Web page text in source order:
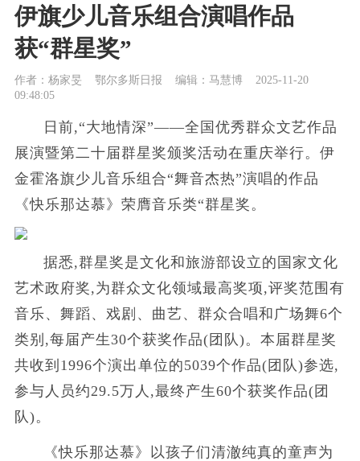
伊旗少儿音乐组合演唱作品
获“群星奖”
作者：杨家旻 鄂尔多斯日报 编辑：马慧博
2025-11-20
09:48:05
日前,“大地情深”——全国优秀群众文艺作品
展演暨第二十届群星奖颁奖活动在重庆举行。伊
金霍洛旗少儿音乐组合“舞音杰热”演唱的作品
《快乐那达慕》荣膺音乐类“群星奖。
据悉,群星奖是文化和旅游部设立的国家文化
艺术政府奖,为群众文化领域最高奖项,评奖范围有
音乐、舞蹈、戏剧、曲艺、群众合唱和广场舞6个
类别,每届产生30个获奖作品(团队)。本届群星奖
共收到1996个演出单位的5039个作品(团队)参选,
参与人员约29.5万人,最终产生60个获奖作品(团
队)。
《快乐那达慕》以孩子们清澈纯真的童声为